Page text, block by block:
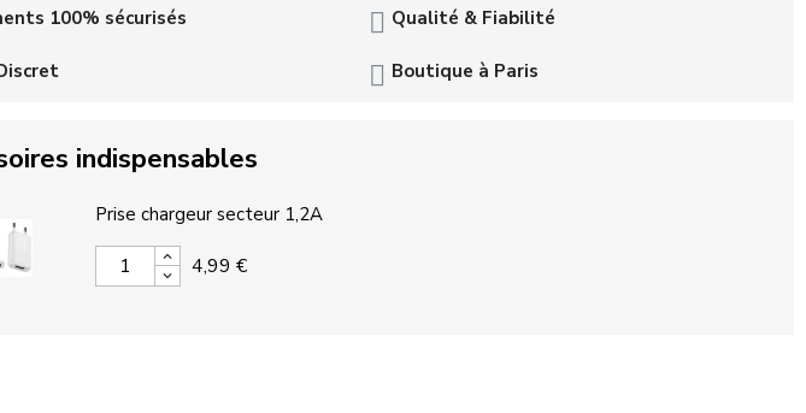
100% sécurisés Qualité & Fiabilité
Boutique à Paris
indispensables
Prise chargeur secteur 1,2A
4,99 €